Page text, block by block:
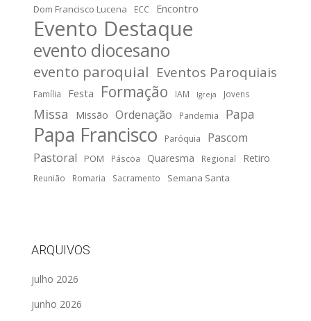
Dom Francisco Lucena
ECC Encontro
Evento Destaque
evento diocesano
evento paroquial Eventos Paroquiais
Família Festa Formação IAM Igreja Jovens
Missa Missão Ordenação Pandemia Papa
Papa Francisco Paróquia
Pascom
Pastoral
POM Páscoa Quaresma Regional Retiro
Reunião Romaria Sacramento Semana Santa
ARQUIVOS
julho 2026
junho 2026